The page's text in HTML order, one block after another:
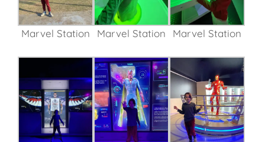
Marvel Station Marvel Station Marvel Station